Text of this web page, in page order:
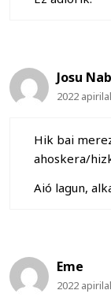
Josu
2022
Hik bai
ahoskera/
Aió lagun,
Eme
2022